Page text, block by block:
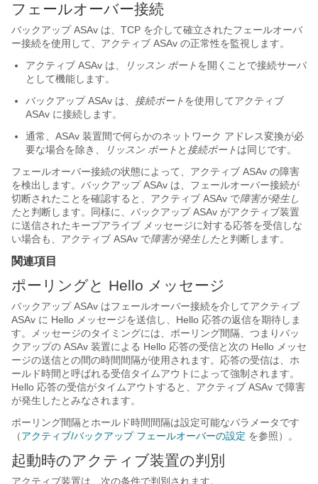
フェールオーバー接続
バックアップ ASAv は、TCP を介して確立されたフェールオーバ
ー接続を使用して、アクティブ ASAv の正常性を監視します。
アクティブ ASAv は、
リッスン ポートを開くことで接続サーバ
として機能します。
バックアップ ASAv は、 接続ポートを使用してアクティブ
ASAv に接続します。
通常、ASAv 装置間で何らかのネットワーク アドレス変換が必
要な場合を除き、
リッスン ポート と 接続ポートは同じです。
フェールオーバー接続の状態によって、アクティブ ASAv の障害
を検出します。バックアップ ASAv は、フェールオーバー接続が
切断されたことを確認すると、アクティブ ASAv で障害が発生し
たと判断します。同様に、バックアップ ASAv がアクティブ装置
に送信されたキープアライブ メッセージに対する応答を受信しな
い場合も、アクティブ ASAv で障害が発生したと判断します。
関連項目
ポーリングと Hello メッセージ
バックアップ ASAv はフェールオーバー接続を介してアクティブ
ASAv に Hello メッセージを送信し、Hello 応答の返信を期待しま
す。メッセージのタイミングには、ポーリング間隔、つまりバッ
クアップの ASAv 装置による Hello 応答の受信と次の Hello メッセ
ージの送信との間の時間間隔が使用されます。応答の受信は、ホ
ールド時間と呼ばれる受信タイムアウトによって強制されます。
Hello 応答の受信がタイムアウトすると、アクティブ ASAv で障害
が発生したとみなされます。
ポーリング間隔とホールド時間間隔は設定可能なパラメータです
（アクティブ/バックアップ フェールオーバーの設定 を参照）。
起動時のアクティブ装置の判別
アクティブ装置は、次の条件で判別されます。